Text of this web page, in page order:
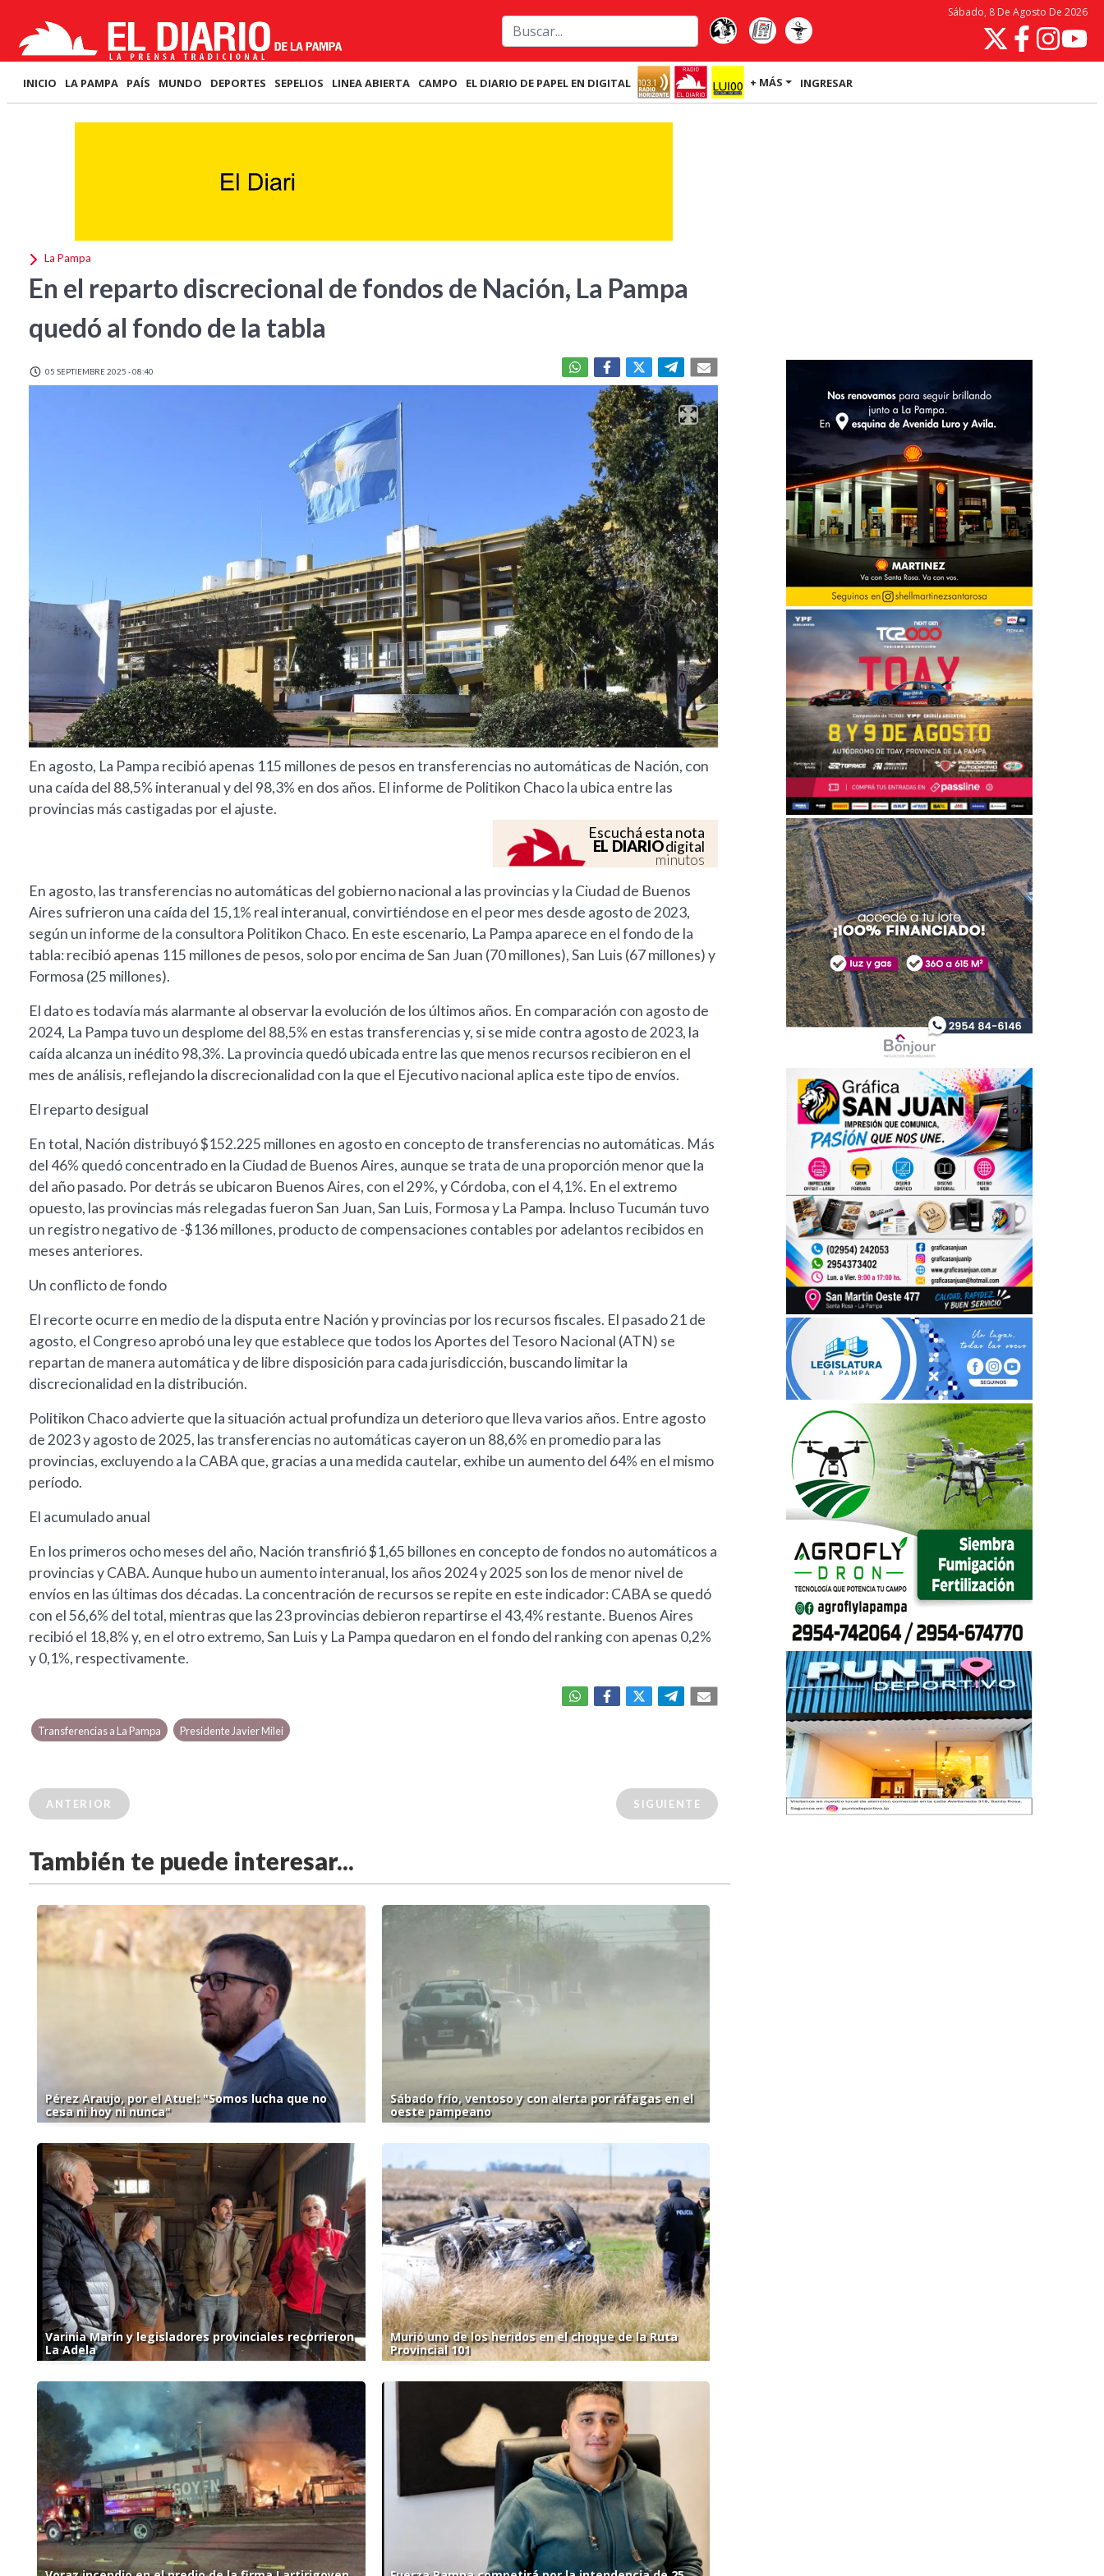
Sábado, 8 De Agosto De 2026
INICIO LA PAMPA PAÍS MUNDO DEPORTES SEPELIOS LINEA ABIERTA CAMPO EL DIARIO DE PAPEL EN DIGITAL + MÁS INGRESAR
La Pampa
En el reparto discrecional de fondos de Nación, La Pampa
quedó al fondo de la tabla
05 SEPTIEMBRE 2025 - 08:40
En agosto, La Pampa recibió apenas 115 millones de pesos en transferencias no automáticas de Nación, con
una caída del 88,5% interanual y del 98,3% en dos años. El informe de Politikon Chaco la ubica entre las
provincias más castigadas por el ajuste.
Escuchá esta nota
EL DIARIOdigital
minutos
En agosto, las transferencias no automáticas del gobierno nacional a las provincias y la Ciudad de Buenos
Aires sufrieron una caída del 15,1% real interanual, convirtiéndose en el peor mes desde agosto de 2023,
según un informe de la consultora Politikon Chaco. En este escenario, La Pampa aparece en el fondo de la
tabla: recibió apenas 115 millones de pesos, solo por encima de San Juan (70 millones), San Luis (67 millones) y
Formosa (25 millones).
El dato es todavía más alarmante al observar la evolución de los últimos años. En comparación con agosto de
2024, La Pampa tuvo un desplome del 88,5% en estas transferencias y, si se mide contra agosto de 2023, la
caída alcanza un inédito 98,3%. La provincia quedó ubicada entre las que menos recursos recibieron en el
mes de análisis, reflejando la discrecionalidad con la que el Ejecutivo nacional aplica este tipo de envíos.
El reparto desigual
En total, Nación distribuyó $152.225 millones en agosto en concepto de transferencias no automáticas. Más
del 46% quedó concentrado en la Ciudad de Buenos Aires, aunque se trata de una proporción menor que la
del año pasado. Por detrás se ubicaron Buenos Aires, con el 29%, y Córdoba, con el 4,1%. En el extremo
opuesto, las provincias más relegadas fueron San Juan, San Luis, Formosa y La Pampa. Incluso Tucumán tuvo
un registro negativo de -$136 millones, producto de compensaciones contables por adelantos recibidos en
meses anteriores.
Un conflicto de fondo
El recorte ocurre en medio de la disputa entre Nación y provincias por los recursos fiscales. El pasado 21 de
agosto, el Congreso aprobó una ley que establece que todos los Aportes del Tesoro Nacional (ATN) se
repartan de manera automática y de libre disposición para cada jurisdicción, buscando limitar la
discrecionalidad en la distribución.
Politikon Chaco advierte que la situación actual profundiza un deterioro que lleva varios años. Entre agosto
de 2023 y agosto de 2025, las transferencias no automáticas cayeron un 88,6% en promedio para las
provincias, excluyendo a la CABA que, gracias a una medida cautelar, exhibe un aumento del 64% en el mismo
período.
El acumulado anual
En los primeros ocho meses del año, Nación transfirió $1,65 billones en concepto de fondos no automáticos a
provincias y CABA. Aunque hubo un aumento interanual, los años 2024 y 2025 son los de menor nivel de
envíos en las últimas dos décadas. La concentración de recursos se repite en este indicador: CABA se quedó
con el 56,6% del total, mientras que las 23 provincias debieron repartirse el 43,4% restante. Buenos Aires
recibió el 18,8% y, en el otro extremo, San Luis y La Pampa quedaron en el fondo del ranking con apenas 0,2%
y 0,1%, respectivamente.
Transferencias a La Pampa Presidente Javier Milei
ANTERIOR SIGUIENTE
También te puede interesar...
Pérez Araujo, por el Atuel: "Somos lucha que no
cesa ni hoy ni nunca"
Sábado frío, ventoso y con alerta por ráfagas en el
oeste pampeano
Varinia Marín y legisladores provinciales recorrieron
La Adela
Murió uno de los heridos en el choque de la Ruta
Provincial 101